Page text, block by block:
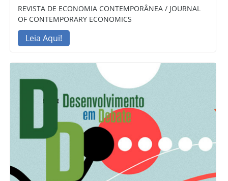
REVISTA DE ECONOMIA CONTEMPORÂNEA / JOURNAL
OF CONTEMPORARY ECONOMICS
Leia Aqui!